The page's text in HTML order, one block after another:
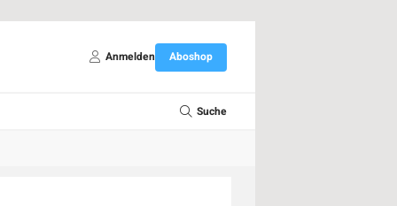
Anmelden Aboshop
Suche